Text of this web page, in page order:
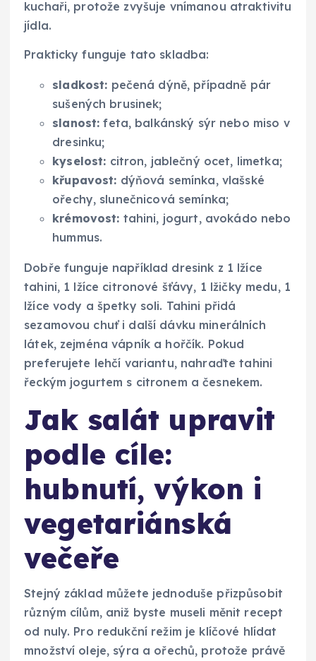
kuchaři, protože zvyšuje vnímanou atraktivitu
jídla.
Prakticky funguje tato skladba:
sladkost: pečená dýně, případně pár
sušených brusinek;
slanost: feta, balkánský sýr nebo miso v
dresinku;
kyselost: citron, jablečný ocet, limetka;
křupavost: dýňová semínka, vlašské
ořechy, slunečnicová semínka;
krémovost: tahini, jogurt, avokádo nebo
hummus.
Dobře funguje například dresink z 1 lžíce
tahini, 1 lžíce citronové šťávy, 1 lžičky medu, 1
lžíce vody a špetky soli. Tahini přidá
sezamovou chuť i další dávku minerálních
látek, zejména vápník a hořčík. Pokud
preferujete lehčí variantu, nahraďte tahini
řeckým jogurtem s citronem a česnekem.
Jak salát upravit
podle cíle:
hubnutí, výkon i
vegetariánská
večeře
Stejný základ můžete jednoduše přizpůsobit
různým cílům, aniž byste museli měnit recept
od nuly. Pro redukční režim je klíčové hlídat
množství oleje, sýra a ořechů, protože právě